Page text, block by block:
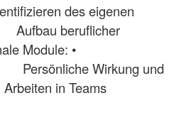
des eigenen
beruflicher
Module: •
Persönliche Wirkung und
in Teams